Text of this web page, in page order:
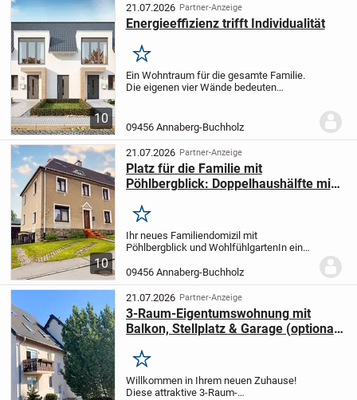
mehrere...
10
21.07.2026 Partner-Anzeige
Energieeffizienz trifft Individualität
Merken
Ein Wohntraum für die gesamte Familie.
Die eigenen vier Wände bedeuten
Es bietet dir und deiner Familie den Platz
09456 Annaberg-Buchholz
10
21.07.2026 Partner-Anzeige
Platz für die Familie mit
Pöhlbergblick: Doppelhaushälfte mit
Buchholz
Merken
Ihr neues Familiendomizil mit
Pöhlbergblick und WohlfühlgartenIn einer
Wohnlagen von Annaberg-Buchholz
erwartet Sie dieses gepflegte
Reihenendhaus. Das 1929 massiv...
09456 Annaberg-Buchholz
21.07.2026 Partner-Anzeige
3-Raum-Eigentumswohnung mit
Balkon, Stellplatz & Garage (optional)
Merken
Willkommen in Ihrem neuen Zuhause!
Diese attraktive 3-Raum-